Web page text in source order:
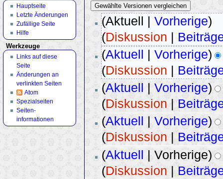
(Aktuell | Vorherige)
(Diskussion |
(Aktuell | Vorherige)
(Diskussion |
(Aktuell Vorherige)
(Diskussion |
(Aktuell Vorherige)
(Diskussion
(Aktuell | Vorherige)
(Diskussion |
Hauptseite
Letzte Änderungen
Zufällige Seite
Hilfe
Werkzeuge
Links auf diese
Seite
Änderungen an
verlinkten Seiten
Atom
Spezialseiten
Seiten­
informationen